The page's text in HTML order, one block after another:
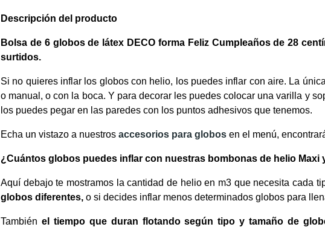
Descripción del producto
Bolsa de 6 globos de látex DECO forma Feliz Cumpleaños de 28
surtidos.
Si no quieres inflar los globos con helio, los puedes inflar con aire. La
o manual, o con la boca. Y para decorar les puedes colocar una varilla y
los puedes pegar en las paredes con los puntos adhesivos que tenemos.
Echa un vistazo a nuestros accesorios para globos en el menú,
¿Cuántos globos puedes inflar con nuestras bombonas de helio
Aquí debajo te mostramos la cantidad de helio en m3 que necesita cada
globos diferentes, o si decides inflar menos determinados globos para
También el tiempo que duran flotando según tipo y tamaño de